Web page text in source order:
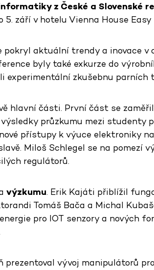
z České a Slovenské
5. září v hotelu Vienna House Easy
pokryl aktuální trendy a inovace v
byly také exkurze do
experimentální zkušebnu parních
hlavní části. První část se
průzkumu mezi studenty
přístupy k výuce elektroniky
Miloš Schlegel se na pomezí
regulátorů.
výzkumu. Erik Kajáti přiblížil
Tomáš Bača a Michal
pro IOT senzory a nových
prezentoval vývoj manipulátorů